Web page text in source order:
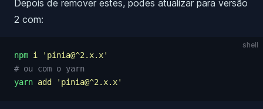
Depois de remover estes, podes atualizar para versão
2 com:
shell
npm i ' pinia@^2.x.x'
# ou com o yarn
yarn add ' pinia@^2.x.x'